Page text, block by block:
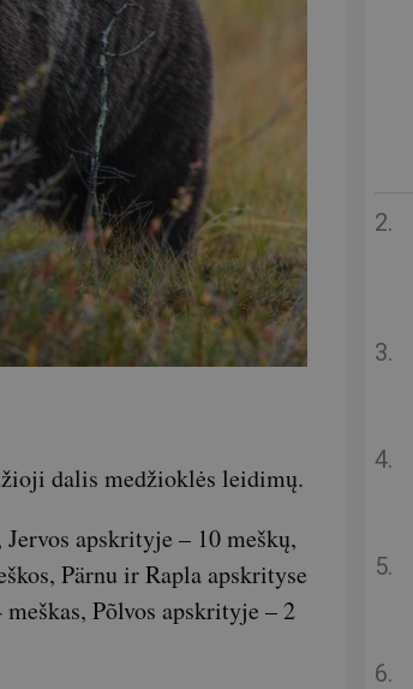
dalis medžioklės leidimų.
apskrityje – 10 meškų,
Pärnu ir Rapla apskrityse
Põlvos apskrityje – 2